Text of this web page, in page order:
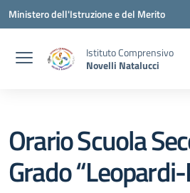
Vai ai contenuti
Vai al menu di navigazione
Vai al footer
Ministero dell'Istruzione e del Merito
Istituto Comprensivo
Novelli Natalucci
Orario Scuola
Grado